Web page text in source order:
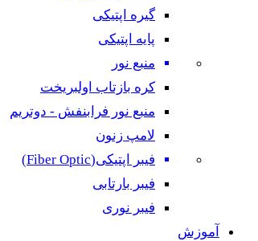
گیره اپتیکی
پایه اپتیکی
منبع نور
کره بازتاب اولبریخت
منبع نور فرابنفش - دوتریم
لامپ زنون
فیبر اپتیکی(Fiber Optic)
فیبر بارتابی
فیبر نوری
آموزش